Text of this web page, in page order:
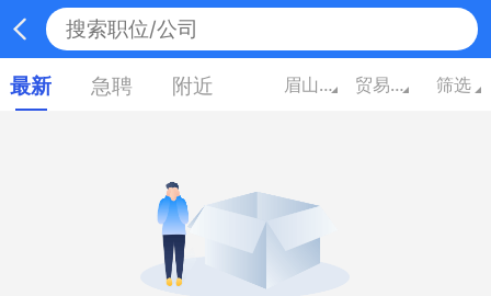
最新 急聘 附近 眉山四川 贸易/百货 筛选